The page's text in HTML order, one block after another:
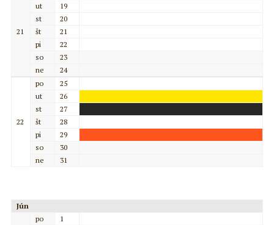
21
ut
19
st
20
št
21
pi
22
so
23
ne
24
22
po
25
ut
26
st
27
št
28
pi
29
so
30
ne
31
Jún
po
1